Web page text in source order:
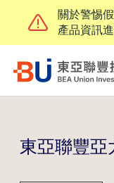
東亞聯豐亞
關於警惕
產品資訊